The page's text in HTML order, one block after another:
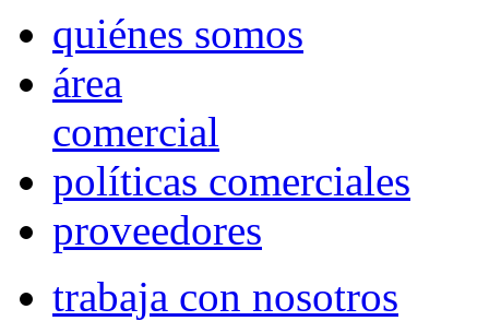
quiénes somos
área
comercial
políticas comerciales
proveedores
trabaja con nosotros